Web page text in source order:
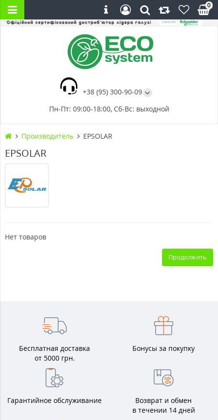
+38 (95) 300-90-09
Пн-Пт: 09:00-18:00, Сб-Вс: выходной
0
Производитель EPSOLAR
EPSOLAR
Нет товаров
Продолжить
Бесплатная доставка
от 5000 грн.
Бонусы за покупку
Гарантийное обслуживание
Возврат и обмен
в течении 14 дней